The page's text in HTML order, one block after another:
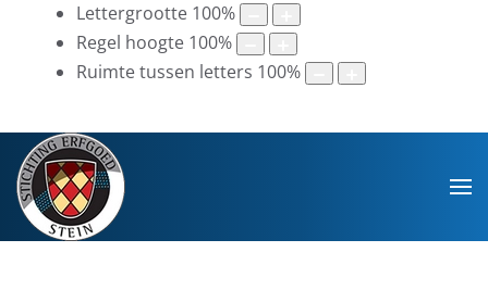
Lettergrootte 100%
Regel hoogte 100%
Ruimte tussen letters 100%